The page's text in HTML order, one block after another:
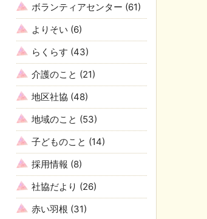
ボランティアセンター (61)
よりそい (6)
らくらす (43)
介護のこと (21)
地区社協 (48)
地域のこと (53)
子どものこと (14)
採用情報 (8)
社協だより (26)
赤い羽根 (31)